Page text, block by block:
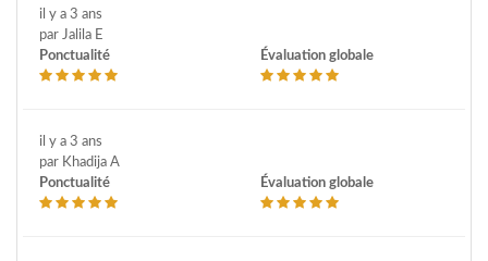
il y a 3 ans
par Jalila E
Ponctualité
Évaluation globale
il y a 3 ans
par Khadija A
Ponctualité
Évaluation globale